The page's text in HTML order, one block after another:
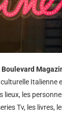
Boulevard
culturelle Italienne
lieux, les
Tv, les livres,